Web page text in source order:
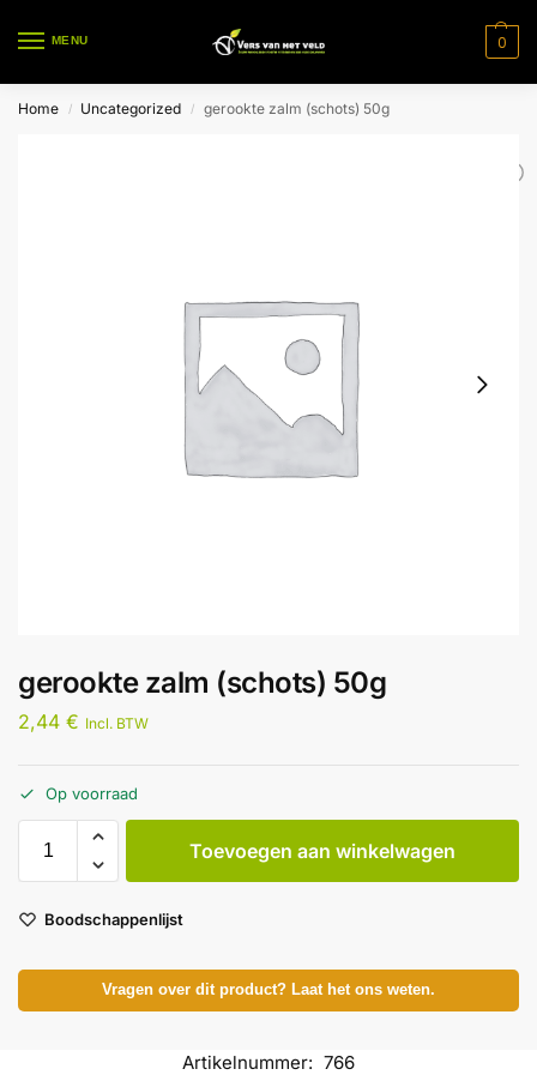
MENU 0
Home / Uncategorized / gerookte zalm (schots) 50g
gerookte zalm (schots) 50g
2,44 € Incl. BTW
Op voorraad
Toevoegen aan winkelwagen
Boodschappenlijst
Vragen over dit product? Laat het ons weten.
Artikelnummer: 766